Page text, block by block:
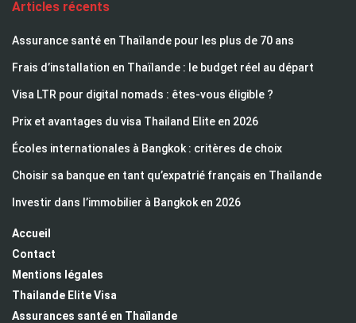
Articles récents
Assurance santé en Thaïlande pour les plus de 70 ans
Frais d’installation en Thaïlande : le budget réel au départ
Visa LTR pour digital nomads : êtes-vous éligible ?
Prix et avantages du visa Thailand Elite en 2026
Écoles internationales à Bangkok : critères de choix
Choisir sa banque en tant qu’expatrié français en Thaïlande
Investir dans l’immobilier à Bangkok en 2026
Accueil
Contact
Mentions légales
Thailande Elite Visa
Assurances santé en Thaïlande